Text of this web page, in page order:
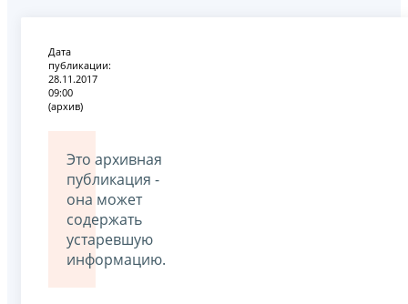
Дата
публикации:
28.11.2017
09:00
(архив)
Это архивная
публикация -
она может
содержать
устаревшую
информацию.